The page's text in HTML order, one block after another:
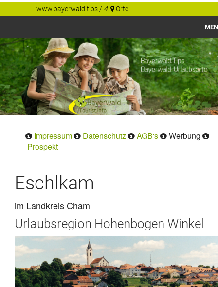
www.bayerwald.tips/ 4: Orte
Bayerwald
Gastgeber Tips
Regionen
Orte
Impressum Datenschutz AGB's
Werbung
Prospekt
Eschlkam
im Landkreis Cham
Urlaubsregion Hohenbogen Winkel